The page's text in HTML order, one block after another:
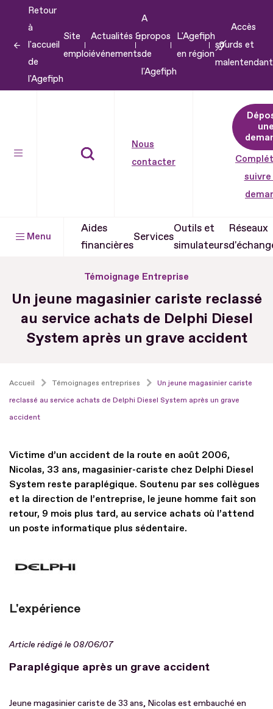
contenu
Retour
à
l'accueil
de
l'Agefiph
Site
emploi
Actualités &
événements
A
propos
de
l'Agefiph
L'Agefiph
en région
Accès
sourds et
Nous
contacter
suivre
Menu
Aides
financières
Services
Outils et
simulateurs
Réseaux
Témoignage Entreprise
Un jeune magasinier cariste reclassé
au service achats de Delphi Diesel
System après un grave accident
Accueil Témoignages entreprises
Un jeune magasinier cariste
reclassé au service achats de Delphi Diesel System après un grave
accident
Victime d’un accident de la route en août 2006,
Nicolas, 33 ans, magasinier-cariste chez Delphi Diesel
System reste paraplégique. Soutenu par ses collègues
et la direction de l’entreprise, le jeune homme fait son
retour, 9 mois plus tard, au service achats où l’attend
un poste informatique plus sédentaire.
L'expérience
Article rédigé le 08/06/07
Paraplégique après un grave accident
Jeune magasinier cariste de 33 ans, Nicolas est embauché en